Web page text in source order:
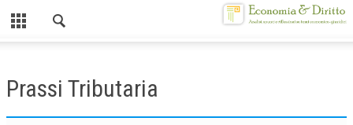
CHI SIAMO
Prassi Tributaria